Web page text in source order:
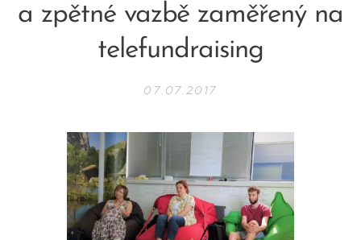
a zpětné vazbě zaměřený na
telefundraising
07.07.2017